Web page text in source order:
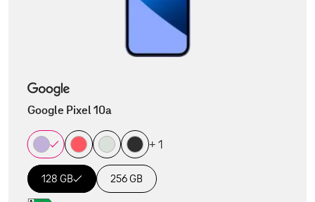
Google Pixel 10a
+ 1
128 GB 256 GB